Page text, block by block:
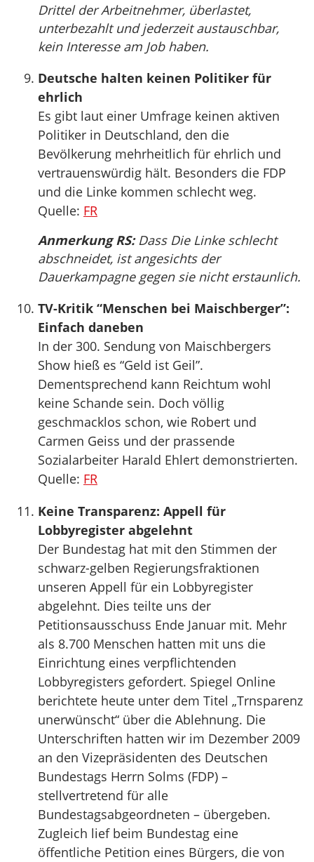
Drittel der Arbeitnehmer, überlastet,
unterbezahlt und jederzeit austauschbar,
kein Interesse am Job haben.
Deutsche halten keinen Politiker für
ehrlich
Es gibt laut einer Umfrage keinen aktiven
Politiker in Deutschland, den die
Bevölkerung mehrheitlich für ehrlich und
vertrauenswürdig hält. Besonders die FDP
und die Linke kommen schlecht weg.
Quelle: FR
Anmerkung RS:Dass Die Linke schlecht
abschneidet, ist angesichts der
Dauerkampagne gegen sie nicht erstaunlich.
TV-Kritik “Menschen bei Maischberger”:
Einfach daneben
In der 300. Sendung von Maischbergers
Show hieß es “Geld ist Geil”.
Dementsprechend kann Reichtum wohl
keine Schande sein. Doch völlig
geschmacklos schon, wie Robert und
Carmen Geiss und der prassende
Sozialarbeiter Harald Ehlert demonstrierten.
Quelle: FR
Keine Transparenz: Appell für
Lobbyregister abgelehnt
Der Bundestag hat mit den Stimmen der
schwarz-gelben Regierungsfraktionen
unseren Appell für ein Lobbyregister
abgelehnt. Dies teilte uns der
Petitionsausschuss Ende Januar mit. Mehr
als 8.700 Menschen hatten mit uns die
Einrichtung eines verpflichtenden
Lobbyregisters gefordert. Spiegel Online
berichtete heute unter dem Titel „Trnsparenz
unerwünscht“ über die Ablehnung. Die
Unterschriften hatten wir im Dezember 2009
an den Vizepräsidenten des Deutschen
Bundestags Herrn Solms (FDP) –
stellvertretend für alle
Bundestagsabgeordneten – übergeben.
Zugleich lief beim Bundestag eine
öffentliche Petition eines Bürgers, die von